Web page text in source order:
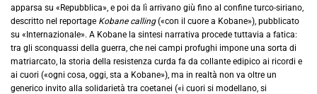
apparsa su «Repubblica», e poi da lì arrivano giù fino al confine turco-siriano,
descritto nel reportage Kobane calling(«con il cuore a Kobane»), pubblicato
su «Internazionale». A Kobane la sintesi narrativa procede tuttavia a fatica:
tra gli sconquassi della guerra, che nei campi profughi impone una sorta di
matriarcato, la storia della resistenza curda fa da collante edipico ai ricordi e
ai cuori («ogni cosa, oggi, sta a Kobane»), ma in realtà non va oltre un
generico invito alla solidarietà tra coetanei («i cuori si modellano, si